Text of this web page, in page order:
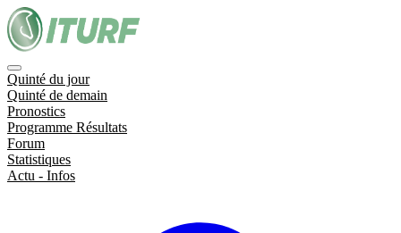
Quinté du jour
Quinté de demain
Pronostics
Programme Résultats
Forum
Statistiques
Actu - Infos